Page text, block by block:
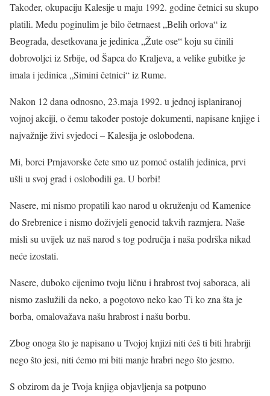
Također, okupaciju Kalesije u maju 1992. godine četnici su skupo
platili. Među poginulim je bilo četrnaest „Belih orlova“ iz
Beograda, desetkovana je jedinica „Žute ose“ koju su činili
dobrovoljci iz Srbije, od Šapca do Kraljeva, a velike gubitke je
imala i jedinica „Simini četnici“ iz Rume.
Nakon 12 dana odnosno, 23.maja 1992. u jednoj isplaniranoj
vojnoj akciji, o čemu također postoje dokumenti, napisane knjige i
najvažnije živi svjedoci – Kalesija je oslobođena.
Mi, borci Prnjavorske čete smo uz pomoć ostalih jedinica, prvi
ušli u svoj grad i oslobodili ga. U borbi!
Nasere, mi nismo propatili kao narod u okruženju od Kamenice
do Srebrenice i nismo doživjeli genocid takvih razmjera. Naše
misli su uvijek uz naš narod s tog područja i naša podrška nikad
neće izostati.
Nasere, duboko cijenimo tvoju ličnu i hrabrost tvoj saboraca, ali
nismo zaslužili da neko, a pogotovo neko kao Ti ko zna šta je
borba, omalovažava našu hrabrost i našu borbu.
Zbog onoga što je napisano u Tvojoj knjizi niti ćeš ti biti hrabriji
nego što jesi, niti ćemo mi biti manje hrabri nego što jesmo.
S obzirom da je Tvoja knjiga objavljenja sa potpuno